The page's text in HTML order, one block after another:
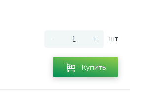
- + шт
Купить